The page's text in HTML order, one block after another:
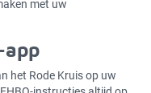
met uw
app
het Rode Kruis op uw